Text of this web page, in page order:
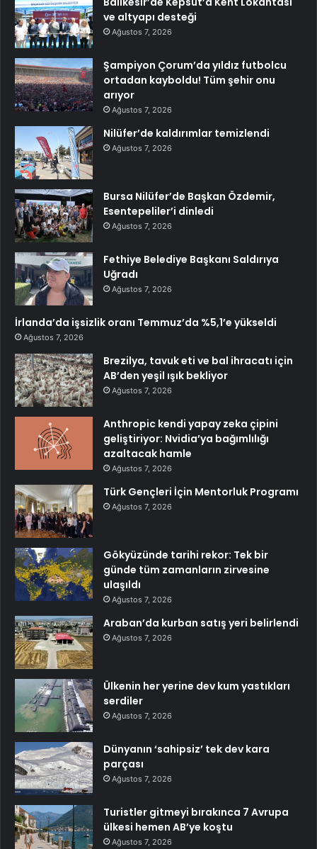
ve altyapı desteği
Ağustos 7, 2026
Şampiyon Çorum’da yıldız futbolcu
ortadan kayboldu! Tüm şehir onu
arıyor
Ağustos 7, 2026
Nilüfer’de kaldırımlar temizlendi
Ağustos 7, 2026
Bursa Nilüfer’de Başkan Özdemir,
Esentepeliler’i dinledi
Ağustos 7, 2026
Fethiye Belediye Başkanı Saldırıya
Uğradı
Ağustos 7, 2026
İrlanda’da işsizlik oranı Temmuz’da %5,1’e yükseldi
Ağustos 7, 2026
Brezilya, tavuk eti ve bal ihracatı için
AB’den yeşil ışık bekliyor
Ağustos 7, 2026
Anthropic kendi yapay zeka çipini
geliştiriyor: Nvidia’ya bağımlılığı
azaltacak hamle
Ağustos 7, 2026
Türk Gençleri İçin Mentorluk Programı
Ağustos 7, 2026
Gökyüzünde tarihi rekor: Tek bir
günde tüm zamanların zirvesine
ulaşıldı
Ağustos 7, 2026
Araban’da kurban satış yeri belirlendi
Ağustos 7, 2026
Ülkenin her yerine dev kum yastıkları
serdiler
Ağustos 7, 2026
Dünyanın ‘sahipsiz’ tek dev kara
parçası
Ağustos 7, 2026
Turistler gitmeyi bırakınca 7 Avrupa
ülkesi hemen AB’ye koştu
Ağustos 7, 2026